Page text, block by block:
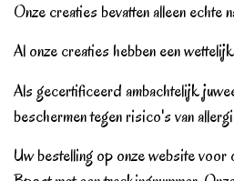
Onze creaties bevatten alleen
Al onze creaties hebben een
Als gecertificeerd ambachtelijk
beschermen tegen risico's van
Uw bestelling op onze website